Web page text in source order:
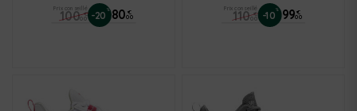
Prix conseillé
100 €
00 -20 % 80 €
00
Prix conseillé
110 €
00 -10% 99 €
00